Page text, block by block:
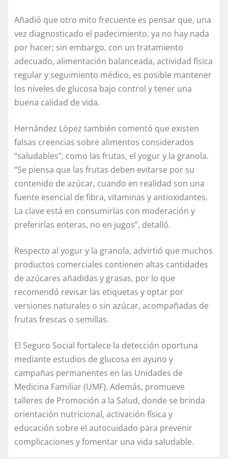
Añadió que otro mito frecuente es pensar que, una
vez diagnosticado el padecimiento, ya no hay nada
por hacer; sin embargo, con un tratamiento
adecuado, alimentación balanceada, actividad física
regular y seguimiento médico, es posible mantener
los niveles de glucosa bajo control y tener una
buena calidad de vida.
Hernández López también comentó que existen
falsas creencias sobre alimentos considerados
“saludables”, como las frutas, el yogur y la granola.
“Se piensa que las frutas deben evitarse por su
contenido de azúcar, cuando en realidad son una
fuente esencial de fibra, vitaminas y antioxidantes.
La clave está en consumirlas con moderación y
preferirlas enteras, no en jugos”, detalló.
Respecto al yogur y la granola, advirtió que muchos
productos comerciales contienen altas cantidades
de azúcares añadidas y grasas, por lo que
recomendó revisar las etiquetas y optar por
versiones naturales o sin azúcar, acompañadas de
frutas frescas o semillas.
El Seguro Social fortalece la detección oportuna
mediante estudios de glucosa en ayuno y
campañas permanentes en las Unidades de
Medicina Familiar (UMF). Además, promueve
talleres de Promoción a la Salud, donde se brinda
orientación nutricional, activación física y
educación sobre el autocuidado para prevenir
complicaciones y fomentar una vida saludable.